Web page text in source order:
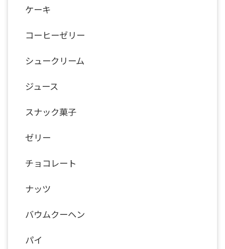
ケーキ
コーヒーゼリー
シュークリーム
ジュース
スナック菓子
ゼリー
チョコレート
ナッツ
バウムクーヘン
パイ